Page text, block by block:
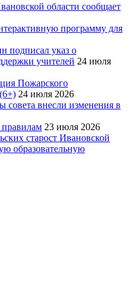
области сообщает
программу для
подписал указ о
учителей 24 июля
Пожарского
24 июля 2026
внесли изменения в
23 июля 2026
старост Ивановской
образовательную